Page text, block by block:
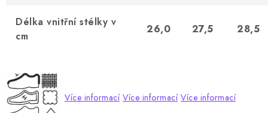
Délka vnitřní stélky v
cm
26,0 27,5 28,5
Více informací Více informací Více informací